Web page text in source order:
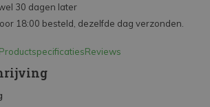
30 dagen later
18:00 besteld, dezelfde dag verzonden.
ProductspecificatiesReviews